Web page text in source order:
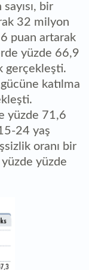
bir
32 milyon
puan artarak
yüzde 66,9
gerçekleşti.
katılma
yüzde 71,6
24 yaş
oranı bir
yüzde